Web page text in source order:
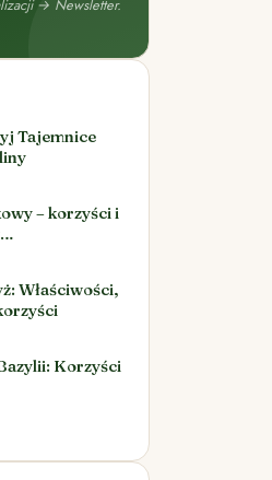
→ Newsletter.
Tajemnice
– korzyści i
Właściwości,
Korzyści